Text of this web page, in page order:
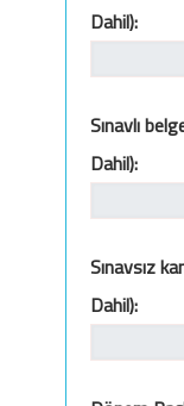
Dahil):
Sınavlı
Dahil):
Sınavsız
Dahil):